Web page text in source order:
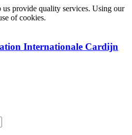
us provide quality services. Using our
of cookies.
Internationale Cardijn